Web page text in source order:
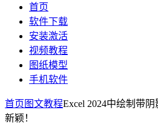
首页
软件下载
安装激活
视频教程
图纸模型
手机软件
首页 图文教程Excel 2024中绘制带
新颖！